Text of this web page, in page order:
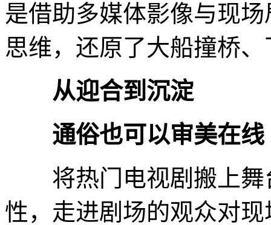
是借助多媒体影像与现
思维，还原了大船撞桥
从迎合到沉淀
通俗也可以审美在线
将热门电视剧搬上舞
性，走进剧场的观众对